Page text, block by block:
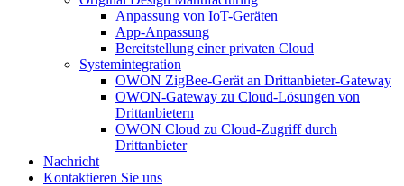
Anpassung von IoT-Geräten
App-Anpassung
Bereitstellung einer privaten Cloud
Systemintegration
OWON ZigBee-Gerät an Drittanbieter-Gateway
OWON-Gateway zu Cloud-Lösungen von
Drittanbietern
OWON Cloud zu Cloud-Zugriff durch
Drittanbieter
Nachricht
Kontaktieren Sie uns